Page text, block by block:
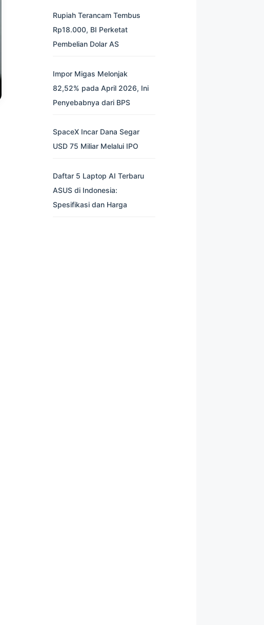
Rupiah Terancam Tembus
Rp18.000, BI Perketat
Pembelian Dolar AS
Impor Migas Melonjak
82,52% pada April 2026, Ini
Penyebabnya dari BPS
SpaceX Incar Dana Segar
USD 75 Miliar Melalui IPO
Daftar 5 Laptop AI Terbaru
ASUS di Indonesia:
Spesifikasi dan Harga